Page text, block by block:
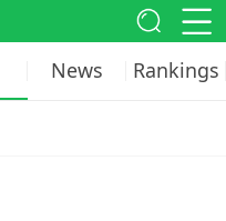
News Rankings